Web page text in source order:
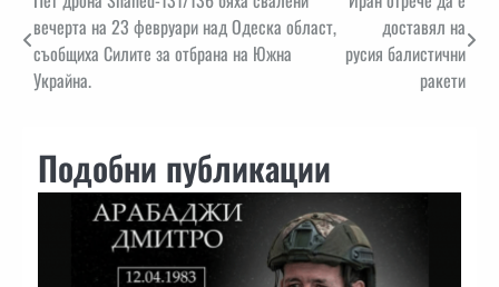
вечерта на 23 февруари над Одеска област,
съобщиха Силите за отбрана на Южна
Украйна.
доставял на
русия балистични
ракети
Подобни публикации